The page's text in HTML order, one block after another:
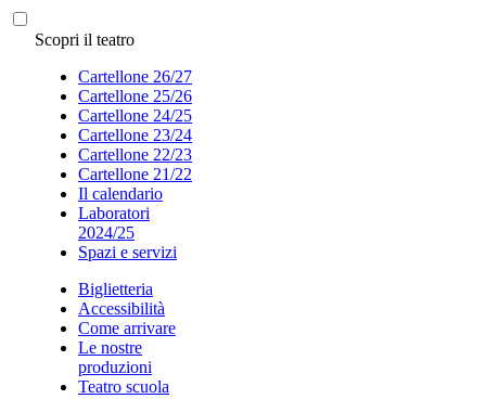
Scopri il teatro
Cartellone 26/27
Cartellone 25/26
Cartellone 24/25
Cartellone 23/24
Cartellone 22/23
Cartellone 21/22
Il calendario
Laboratori
2024/25
Spazi e servizi
Biglietteria
Accessibilità
Come arrivare
Le nostre
produzioni
Teatro scuola